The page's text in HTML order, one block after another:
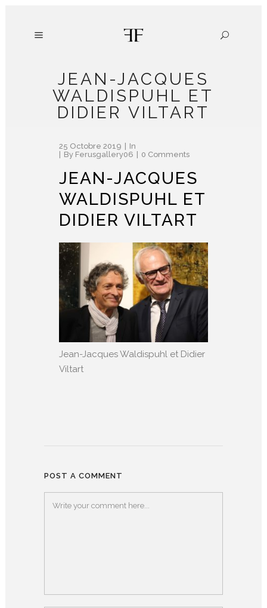
JEAN-JACQUES
WALDISPUHL ET
DIDIER VILTART
25 Octobre 2019
In
By Ferusgallery06 0 Comments
JEAN-JACQUES
WALDISPUHL ET
DIDIER VILTART
Jean-Jacques Waldispuhl et Didier
Viltart
POST A COMMENT